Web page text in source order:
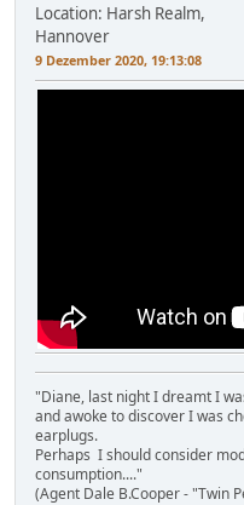
Location: Harsh Realm,
Hannover
9 Dezember 2020, 19:13:08
"Diane, last night I dreamt I
and awoke to discover I was
earplugs.
Perhaps I should consider
consumption...."
(Agent Dale B.Cooper - "Twin